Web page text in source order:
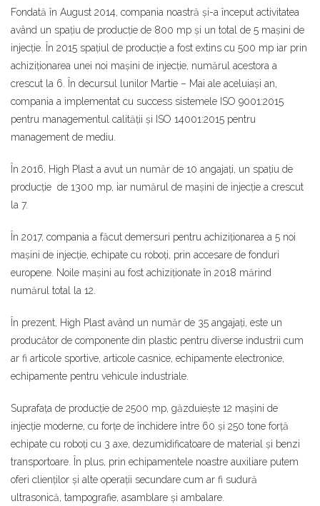
Fondată în August 2014, compania noastră și-a început activitatea
având un spațiu de producție de 800 mp și un total de 5 mașini de
injecție. În 2015 spațiul de producție a fost extins cu 500 mp iar prin
achiziționarea unei noi mașini de injecție, numărul acestora a
crescut la 6. În decursul lunilor Martie – Mai ale aceluiași an,
compania a implementat cu success sistemele ISO 9001:2015
pentru managementul calității și ISO 14001:2015 pentru
management de mediu.
În 2016, High Plast a avut un număr de 10 angajați, un spațiu de
producție de 1300 mp, iar numărul de mașini de injecție a crescut
la 7.
În 2017, compania a făcut demersuri pentru achiziționarea a 5 noi
mașini de injecție, echipate cu roboți, prin accesare de fonduri
europene. Noile mașini au fost achiziționate în 2018 mărind
numărul total la 12.
În prezent, High Plast având un număr de 35 angajați, este un
producător de componente din plastic pentru diverse industrii cum
ar fi articole sportive, articole casnice, echipamente electronice,
echipamente pentru vehicule industriale.
Suprafața de producție de 2500 mp, găzduiește 12 mașini de
injecție moderne, cu forțe de închidere între 60 și 250 tone forță
echipate cu roboți cu 3 axe, dezumidificatoare de material și benzi
transportoare. În plus, prin echipamentele noastre auxiliare putem
oferi clienților și alte operații secundare cum ar fi sudură
ultrasonică, tampografie, asamblare și ambalare.